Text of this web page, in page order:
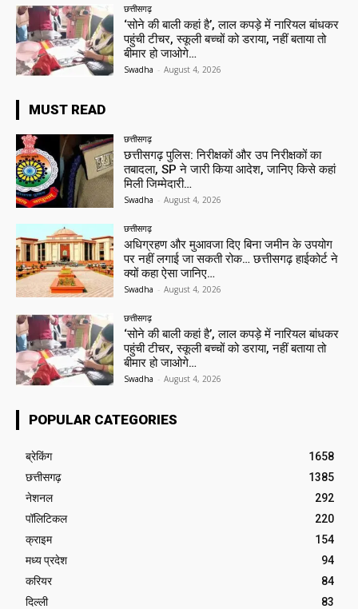
छत्तीसगढ़
‘सोने की बाली कहां है’, लाल कपड़े में नारियल बांधकर
पहुंची टीचर, स्कूली बच्चों को डराया, नहीं बताया तो
बीमार हो जाओगे…
Swadha - August 4, 2026
MUST READ
छत्तीसगढ़
छत्तीसगढ़ पुलिस: निरीक्षकों और उप निरीक्षकों का
तबादला, SP ने जारी किया आदेश, जानिए किसे कहां
मिली जिम्मेदारी…
Swadha - August 4, 2026
छत्तीसगढ़
अधिग्रहण और मुआवजा दिए बिना जमीन के उपयोग
पर नहीं लगाई जा सकती रोक… छत्तीसगढ़ हाईकोर्ट ने
क्यों कहा ऐसा जानिए…
Swadha - August 4, 2026
छत्तीसगढ़
‘सोने की बाली कहां है’, लाल कपड़े में नारियल बांधकर
पहुंची टीचर, स्कूली बच्चों को डराया, नहीं बताया तो
बीमार हो जाओगे…
Swadha - August 4, 2026
POPULAR CATEGORIES
ब्रेकिंग
1658
छत्तीसगढ़
1385
नेशनल
292
पॉलिटिकल
220
क्राइम
154
मध्य प्रदेश
94
करियर
84
दिल्ली
83